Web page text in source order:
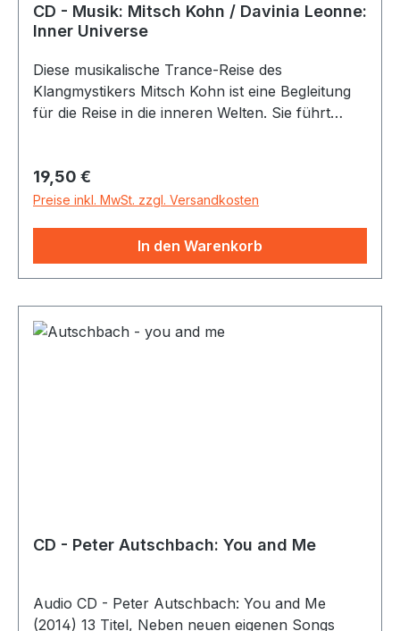
CD - Musik: Mitsch Kohn / Davinia Leonne:
Inner Universe
Diese musikalische Trance-Reise des
Klangmystikers Mitsch Kohn ist eine Begleitung
für die Reise in die inneren Welten. Sie führt
Unerkanntes zu erkennen, Unerledigtes zu
erledigen und bislang Festgehaltenes loslassen
Bewusstseinszustände, um von dort aus sich
selbst zu begegnen mit allem was ist, die
Schatten zu schauen, wie auch dem Licht, der
Seele näher zu kommen und somit Erfüllung
und inneren Frieden zu erfahren. Die CD kann
Regulärer Preis:
19,50 €
Preise inkl. MwSt. zzgl. Versandkosten
In den Warenkorb
CD - Peter Autschbach: You and Me
Audio CD - Peter Autschbach: You and Me
(2014) 13 Titel, Neben neuen eigenen Songs